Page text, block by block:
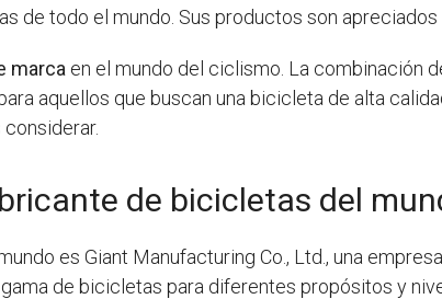
de todo el mundo. Sus productos son
marca en el mundo del ciclismo. La combinación
aquellos que buscan una bicicleta de alta
de bicicletas del
es Giant Manufacturing Co., Ltd., una
de bicicletas para diferentes propósitos y